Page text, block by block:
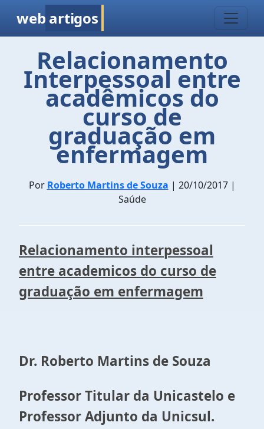
web artigos
Relacionamento
Interpessoal entre
acadêmicos do
curso de
graduação em
enfermagem
Por Roberto Martins de Souza | 20/10/2017 |
Saúde
Relacionamento interpessoal
entre academicos do curso de
graduação em enfermagem
Dr. Roberto Martins de Souza
Professor Titular da Unicastelo e
Professor Adjunto da Unicsul.